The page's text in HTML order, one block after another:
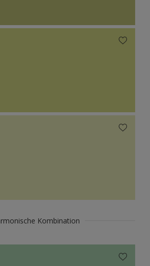
Kombination